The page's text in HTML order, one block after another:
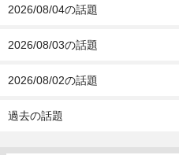
2026/08/04の話題
2026/08/03の話題
2026/08/02の話題
過去の話題